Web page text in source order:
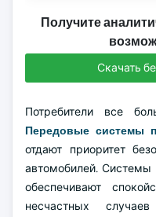
Получите
Скачать
Потребители все
Передовые системы
отдают приоритет
автомобилей. Системы
обеспечивают
несчастных